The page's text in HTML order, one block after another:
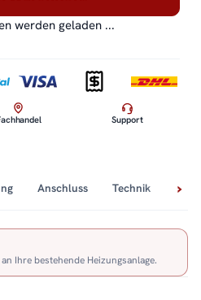
werden geladen ...
Support
Anschluss Technik
Ihre bestehende Heizungsanlage.